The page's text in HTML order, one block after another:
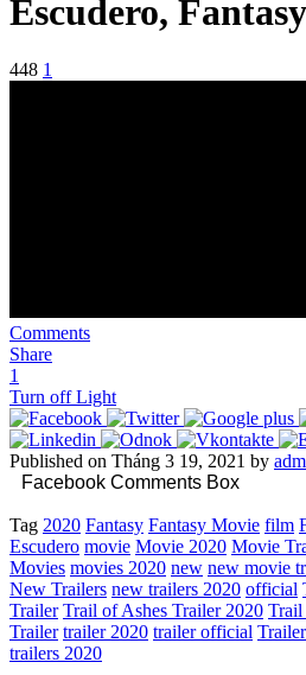
Escudero,
448 1
Comments
Share
1
Turn off Light
Published on Tháng 3 19, 2021 by
Facebook Comments Box
Tag 2020 Fantasy Fantasy Movie film
Escudero movie Movie 2020 Movie
Movies movies 2020 new new movie
New Trailers new trailers 2020 official
Trailer Trail of Ashes Trailer 2020 Trail
Trailer trailer 2020 trailer official
trailers 2020